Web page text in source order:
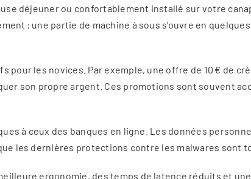
déjeuner ou confortablement installé sur votre
: une partie de machine à sous s’ouvre en
les novices. Par exemple, une offre de 10 € de
son propre argent. Ces promotions sont souvent
à ceux des banques en ligne. Les données
les dernières protections contre les malwares sont
ergonomie, des temps de latence réduits et